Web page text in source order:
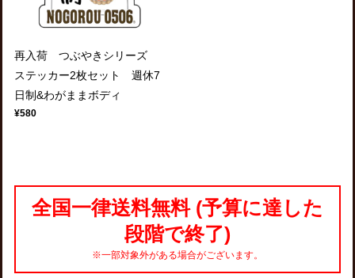
再入荷 つぶやきシリーズ
ステッカー2枚セット 週休7
日制&わがままボディ
¥580
全国一律送料無料 (予算に達した
段階で終了)
※一部対象外がある場合がございます。